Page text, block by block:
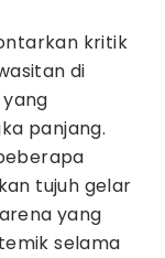
kritik
di
panjang.
tujuh gelar
yang
selama